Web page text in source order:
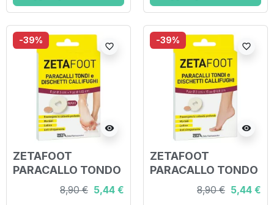
-39%
visibility
favorite_border
ZETAFOOT
PARACALLO TONDO
8 PEZZI +
DISCHETTO
8,90 € 5,44 €
-39%
visibility
favorite_border
ZETAFOOT
PARACALLO TONDO
9 PEZZI +
DISCHETTO
8,90 € 5,44 €